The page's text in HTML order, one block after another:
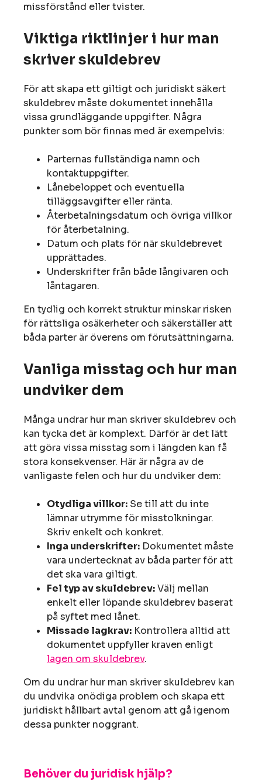
missförstånd eller tvister.
Viktiga riktlinjer i hur man
skriver skuldebrev
För att skapa ett giltigt och juridiskt säkert
skuldebrev måste dokumentet innehålla
vissa grundläggande uppgifter. Några
punkter som bör finnas med är exempelvis:
Parternas fullständiga namn och
kontaktuppgifter.
Lånebeloppet och eventuella
tilläggsavgifter eller ränta.
Återbetalningsdatum och övriga villkor
för återbetalning.
Datum och plats för när skuldebrevet
upprättades.
Underskrifter från både långivaren och
låntagaren.
En tydlig och korrekt struktur minskar risken
för rättsliga osäkerheter och säkerställer att
båda parter är överens om förutsättningarna.
Vanliga misstag och hur man
undviker dem
Många undrar hur man skriver skuldebrev och
kan tycka det är komplext. Därför är det lätt
att göra vissa misstag som i längden kan få
stora konsekvenser. Här är några av de
vanligaste felen och hur du undviker dem:
Otydliga villkor: Se till att du inte
lämnar utrymme för misstolkningar.
Skriv enkelt och konkret.
Inga underskrifter: Dokumentet måste
vara undertecknat av båda parter för att
det ska vara giltigt.
Fel typ av skuldebrev:Välj mellan
enkelt eller löpande skuldebrev baserat
på syftet med lånet.
Missade lagkrav: Kontrollera alltid att
dokumentet uppfyller kraven enligt
lagen om skuldebrev.
Om du undrar hur man skriver skuldebrev kan
du undvika onödiga problem och skapa ett
juridiskt hållbart avtal genom att gå igenom
dessa punkter noggrant.
Behöver du juridisk hjälp?